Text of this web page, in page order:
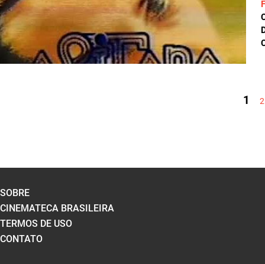
1 2
SOBRE
CINEMATECA BRASILEIRA
TERMOS DE USO
CONTATO